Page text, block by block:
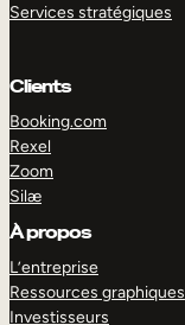
Services stratégiques
Clients
Booking.com
Rexel
Zoom
Silæ
À propos
L’entreprise
Ressources graphiques
Investisseurs